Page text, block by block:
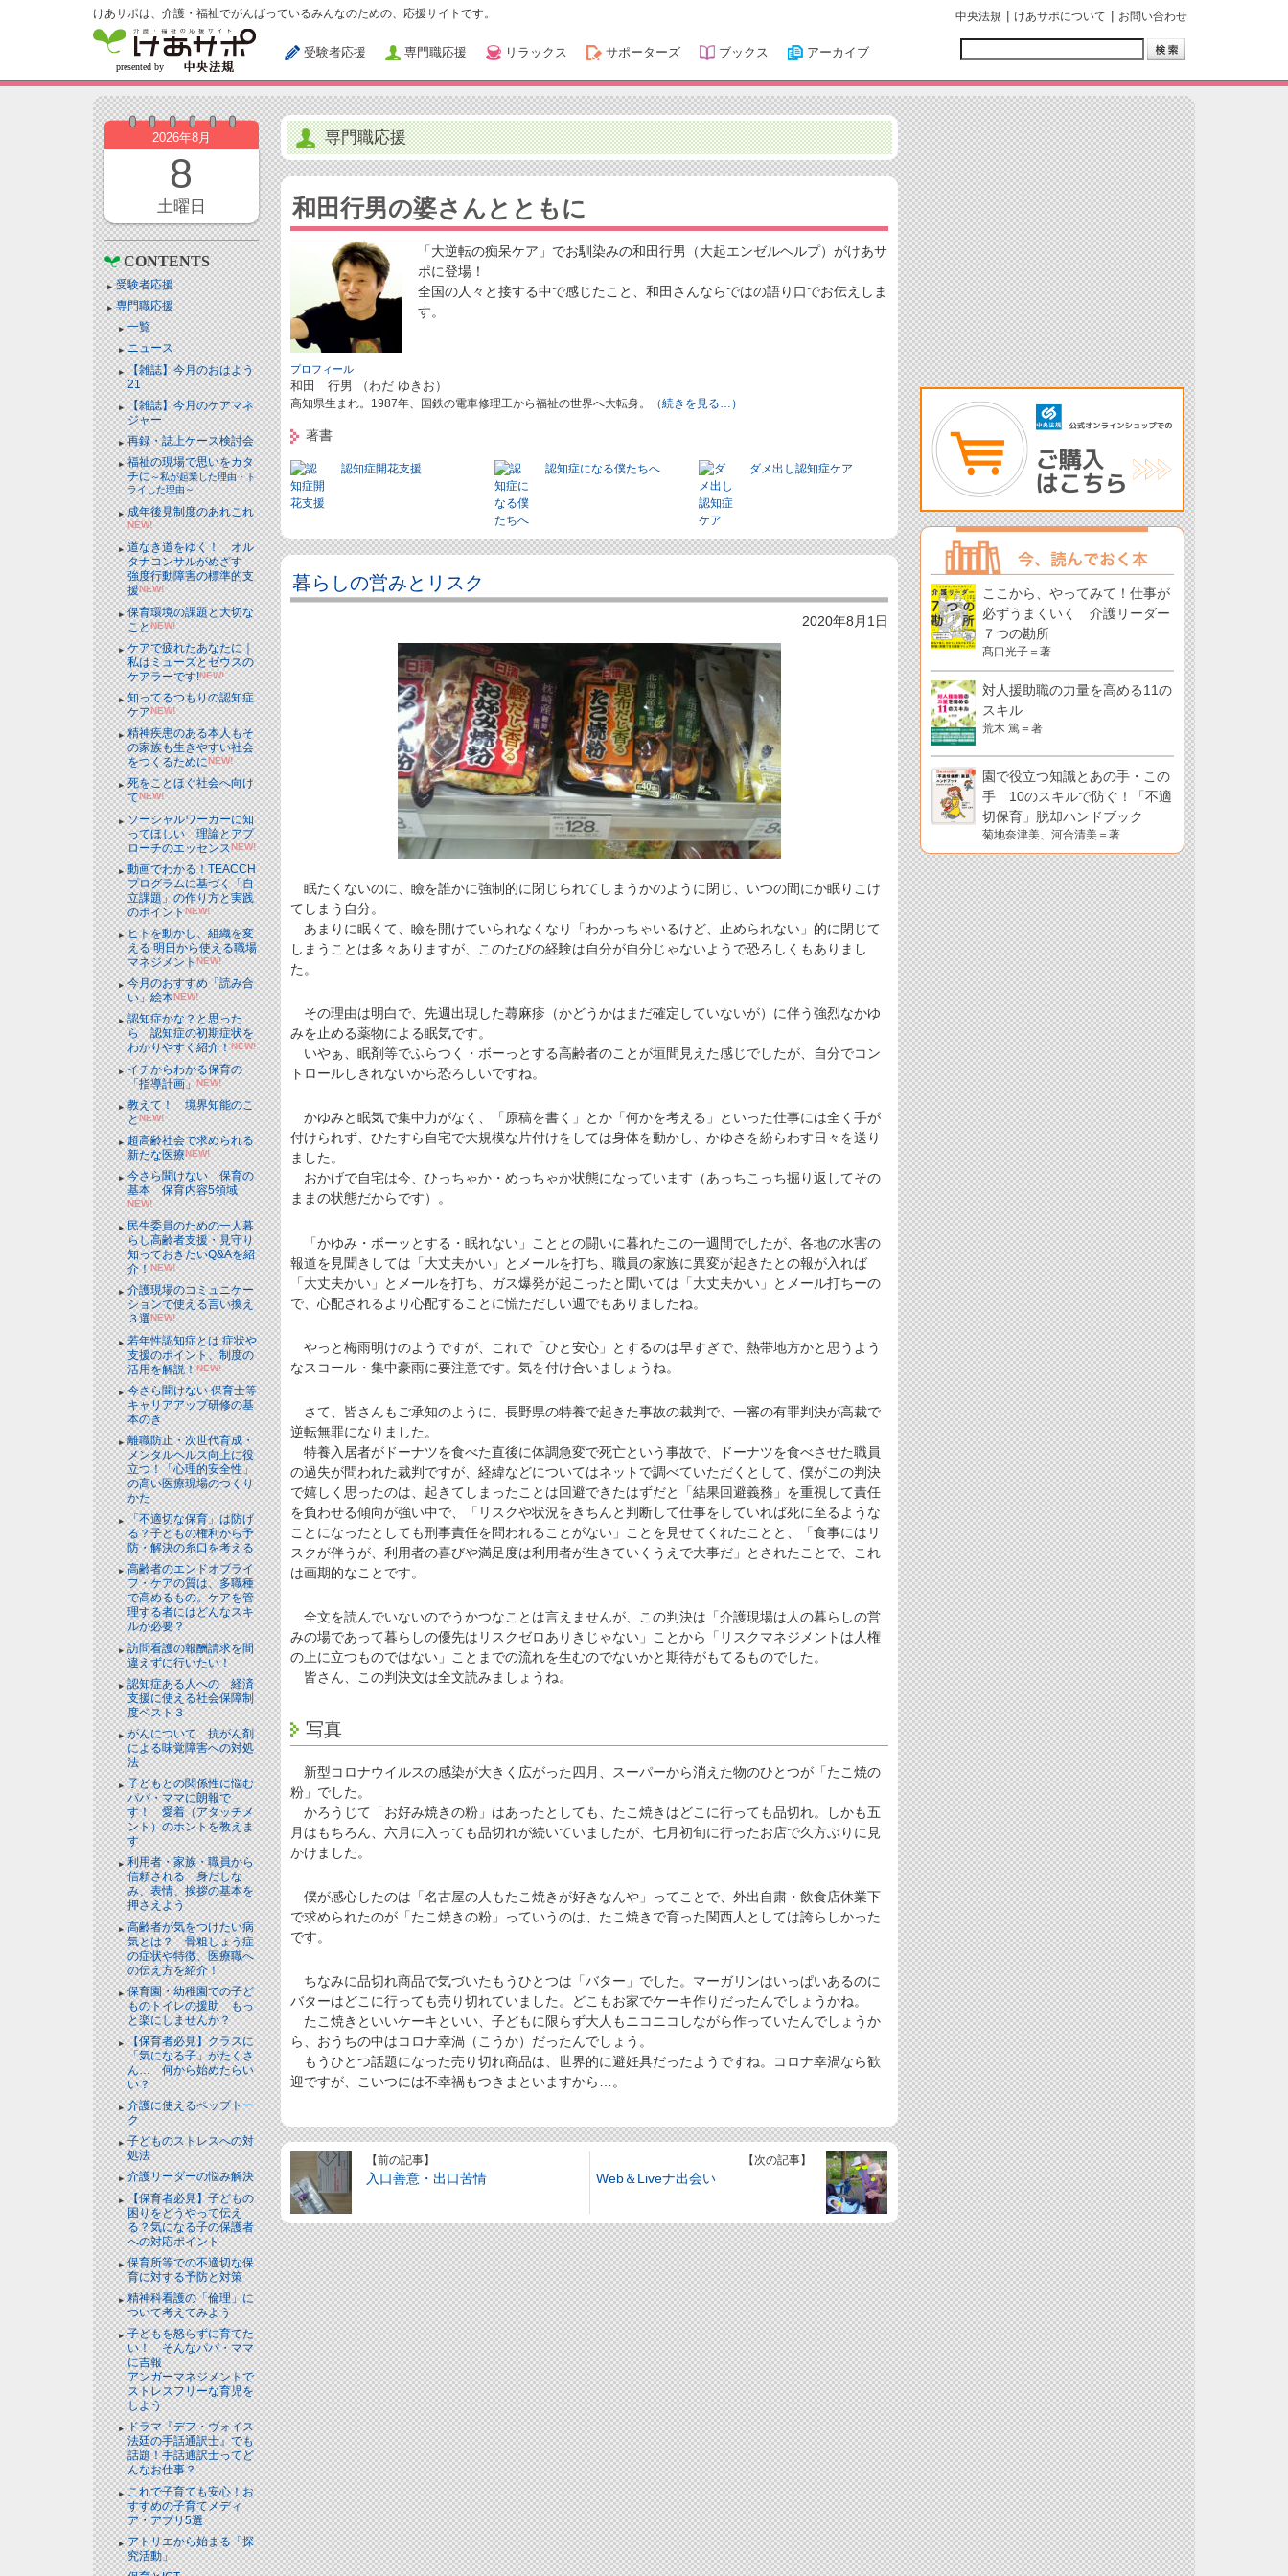
けあサポは、介護・福祉でがんばっているみんなのための、応援サイトです。
受験者応援 専門職応援 リラックス サポーターズ ブックス アーカイブ
中央法規 けあサポについて お問い合わせ
2026年8月
8
土曜日
CONTENTS
受験者応援
専門職応援
一覧
ニュース
【雑誌】今月のおはよう
21
【雑誌】今月のケアマネ
ジャー
再録・誌上ケース検討会
福祉の現場で思いをカタ
チに～私が起業した理由・ト
ライした理由～
成年後見制度のあれこれ
NEW!
道なき道をゆく！ オル
タナコンサルがめざす
強度行動障害の標準的支
援NEW!
保育環境の課題と大切な
ことNEW!
ケアで疲れたあなたに｜
私はミューズとゼウスの
ケアラーです!NEW!
知ってるつもりの認知症
ケアNEW!
精神疾患のある本人もそ
の家族も生きやすい社会
をつくるためにNEW!
死をことほぐ社会へ向け
てNEW!
ソーシャルワーカーに知
ってほしい 理論とアプ
ローチのエッセンスNEW!
動画でわかる！TEACCH
プログラムに基づく「自
立課題」の作り方と実践
のポイントNEW!
ヒトを動かし、組織を変
える 明日から使える職場
マネジメントNEW!
今月のおすすめ「読み合
い」絵本NEW!
認知症かな？と思った
ら 認知症の初期症状を
わかりやすく紹介！NEW!
イチからわかる保育の
「指導計画」NEW!
教えて！ 境界知能のこ
とNEW!
超高齢社会で求められる
新たな医療NEW!
今さら聞けない 保育の
基本 保育内容5領域
NEW!
民生委員のための一人暮
らし高齢者支援・見守り
知っておきたいQ&Aを紹
介！NEW!
介護現場のコミュニケー
ションで使える言い換え
３選NEW!
若年性認知症とは 症状や
支援のポイント、制度の
活用を解説！NEW!
今さら聞けない 保育士等
キャリアアップ研修の基
本のき
離職防止・次世代育成・
メンタルヘルス向上に役
立つ！「心理的安全性」
の高い医療現場のつくり
かた
「不適切な保育」は防げ
る？子どもの権利から予
防・解決の糸口を考える
高齢者のエンドオブライ
フ・ケアの質は、多職種
で高めるもの。ケアを管
理する者にはどんなスキ
ルが必要？
訪問看護の報酬請求を間
違えずに行いたい！
認知症ある人への 経済
支援に使える社会保障制
度ベスト３
がんについて 抗がん剤
による味覚障害への対処
法
子どもとの関係性に悩む
パパ・ママに朗報で
す！ 愛着（アタッチメ
ント）のホントを教えま
す
利用者・家族・職員から
信頼される 身だしな
み、表情、挨拶の基本を
押さえよう
高齢者が気をつけたい病
気とは？ 骨粗しょう症
の症状や特徴、医療職へ
の伝え方を紹介！
保育園・幼稚園での子ど
ものトイレの援助 もっ
と楽にしませんか？
【保育者必見】クラスに
「気になる子」がたくさ
ん… 何から始めたらい
い？
介護に使えるペップトー
ク
子どものストレスへの対
処法
介護リーダーの悩み解決
【保育者必見】子どもの
困りをどうやって伝え
る？気になる子の保護者
への対応ポイント
保育所等での不適切な保
育に対する予防と対策
精神科看護の「倫理」に
ついて考えてみよう
子どもを怒らずに育てた
い！ そんなパパ・ママ
に吉報
アンガーマネジメントで
ストレスフリーな育児を
しよう
ドラマ『デフ・ヴォイス
法廷の手話通訳士』でも
話題！手話通訳士ってど
んなお仕事？
これで子育ても安心！お
すすめの子育てメディ
ア・アプリ5選
アトリエから始まる「探
究活動」
専門職応援
和田行男の婆さんとともに
「大逆転の痴呆ケア」でお馴染みの和田行男（大起エンゼルヘルプ）がけあサ
ポに登場！
全国の人々と接する中で感じたこと、和田さんならではの語り口でお伝えしま
す。
プロフィール
和田 行男 （わだ ゆきお）
高知県生まれ。1987年、国鉄の電車修理工から福祉の世界へ大転身。 （続きを見る…）
著書
認知症開花支援 認知症になる僕たちへ ダメ出し認知症ケア
暮らしの営みとリスク
2020年8月1日
眠たくないのに、瞼を誰かに強制的に閉じられてしまうかのように閉じ、いつの間にか眠りこけ
てしまう自分。
あまりに眠くて、瞼を開けていられなくなり「わかっちゃいるけど、止められない」的に閉じて
しまうことは多々ありますが、このたびの経験は自分が自分じゃないようで恐ろしくもありまし
た。
その理由は明白で、先週出現した蕁麻疹（かどうかはまだ確定していないが）に伴う強烈なかゆ
みを止める薬物による眠気です。
いやぁ、眠剤等でふらつく・ボーっとする高齢者のことが垣間見えた感じでしたが、自分でコン
トロールしきれないから恐ろしいですね。
かゆみと眠気で集中力がなく、「原稿を書く」とか「何かを考える」といった仕事には全く手が
付けられず、ひたすら自宅で大規模な片付けをしては身体を動かし、かゆさを紛らわす日々を送り
ました。
おかげで自宅は今、ひっちゃか・めっちゃか状態になっています（あっちこっち掘り返してその
ままの状態だからです）。
「かゆみ・ボーッとする・眠れない」こととの闘いに暮れたこの一週間でしたが、各地の水害の
報道を見聞きしては「大丈夫かい」とメールを打ち、職員の家族に異変が起きたとの報が入れば
「大丈夫かい」とメールを打ち、ガス爆発が起こったと聞いては「大丈夫かい」とメール打ちーの
で、心配されるより心配することに慌ただしい週でもありましたね。
やっと梅雨明けのようですが、これで「ひと安心」とするのは早すぎで、熱帯地方かと思うよう
なスコール・集中豪雨に要注意です。気を付け合いましょうね。
さて、皆さんもご承知のように、長野県の特養で起きた事故の裁判で、一審の有罪判決が高裁で
逆転無罪になりました。
特養入居者がドーナツを食べた直後に体調急変で死亡という事故で、ドーナツを食べさせた職員
の過失が問われた裁判ですが、経緯などについてはネットで調べていただくとして、僕がこの判決
で嬉しく思ったのは、起きてしまったことは回避できたはずだと「結果回避義務」を重視して責任
を負わせる傾向が強い中で、「リスクや状況をきちんと判断して仕事をしていれば死に至るような
ことになったとしても刑事責任を問われることがない」ことを見せてくれたことと、「食事にはリ
スクが伴うが、利用者の喜びや満足度は利用者が生きていくうえで大事だ」とされたことで、これ
は画期的なことです。
全文を読んでいないのでうかつなことは言えませんが、この判決は「介護現場は人の暮らしの営
みの場であって暮らしの優先はリスクゼロありきじゃない」ことから「リスクマネジメントは人権
の上に立つものではない」ことまでの流れを生むのでないかと期待がもてるものでした。
皆さん、この判決文は全文読みましょうね。
写真
新型コロナウイルスの感染が大きく広がった四月、スーパーから消えた物のひとつが「たこ焼の
粉」でした。
かろうじて「お好み焼きの粉」はあったとしても、たこ焼きはどこに行っても品切れ。しかも五
月はもちろん、六月に入っても品切れが続いていましたが、七月初旬に行ったお店で久方ぶりに見
かけました。
僕が感心したのは「名古屋の人もたこ焼きが好きなんや」ってことで、外出自粛・飲食店休業下
で求められたのが「たこ焼きの粉」っていうのは、たこ焼きで育った関西人としては誇らしかった
です。
ちなみに品切れ商品で気づいたもうひとつは「バター」でした。マーガリンはいっぱいあるのに
バターはどこに行っても売り切れていました。どこもお家でケーキ作りだったんでしょうかね。
たこ焼きといいケーキといい、子どもに限らず大人もニコニコしながら作っていたんでしょうか
ら、おうちの中はコロナ幸渦（こうか）だったんでしょう。
もうひとつ話題になった売り切れ商品は、世界的に避妊具だったようですね。コロナ幸渦なら歓
迎ですが、こいつには不幸禍もつきまといますから…。
【前の記事】
入口善意・出口苦情
【次の記事】
Web＆Liveナ出会い
ここから、やってみて！仕事が
必ずうまくいく 介護リーダー
７つの勘所
髙口光子＝著
対人援助職の力量を高める11の
スキル
荒木 篤＝著
園で役立つ知識とあの手・この
手 10のスキルで防ぐ！「不適
切保育」脱却ハンドブック
菊地奈津美、河合清美＝著